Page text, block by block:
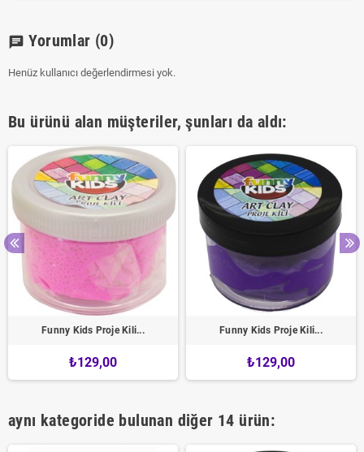
chat Yorumlar (0)
Henüz kullanıcı değerlendirmesi yok.
Bu ürünü alan müşteriler, şunları da aldı:
Funny Kids Proje Kili...
₺129,00
Funny Kids Proje Kili...
₺129,00
aynı kategoride bulunan diğer 14 ürün: